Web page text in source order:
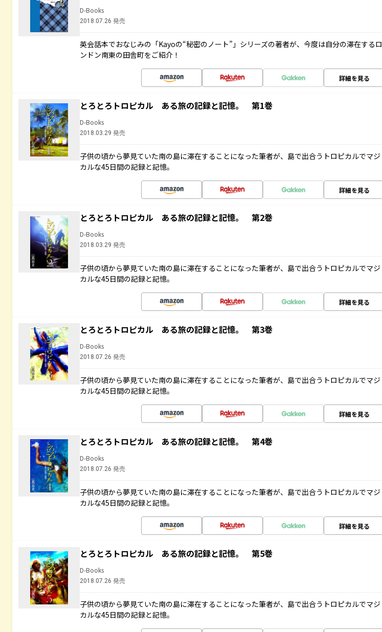
D-Books
2018.07.26 発売
英会話本でおなじみの「Kayoの“秘密のノート”」シリーズの著者が、今度は自分の滞在するロ
ンドン南東の田舎町をご紹介！
詳細を見る
とろとろトロピカル ある旅の記録と記憶。 第1巻
D-Books
2018.03.29 発売
子供の頃から夢見ていた南の島に滞在することになった筆者が、島で出合うトロピカルでマジ
カルな45日間の記録と記憶。
詳細を見る
とろとろトロピカル ある旅の記録と記憶。 第2巻
D-Books
2018.03.29 発売
子供の頃から夢見ていた南の島に滞在することになった筆者が、島で出合うトロピカルでマジ
カルな45日間の記録と記憶。
詳細を見る
とろとろトロピカル ある旅の記録と記憶。 第3巻
D-Books
2018.07.26 発売
子供の頃から夢見ていた南の島に滞在することになった筆者が、島で出合うトロピカルでマジ
カルな45日間の記録と記憶。
詳細を見る
とろとろトロピカル ある旅の記録と記憶。 第4巻
D-Books
2018.07.26 発売
子供の頃から夢見ていた南の島に滞在することになった筆者が、島で出合うトロピカルでマジ
カルな45日間の記録と記憶。
詳細を見る
とろとろトロピカル ある旅の記録と記憶。 第5巻
D-Books
2018.07.26 発売
子供の頃から夢見ていた南の島に滞在することになった筆者が、島で出合うトロピカルでマジ
カルな45日間の記録と記憶。